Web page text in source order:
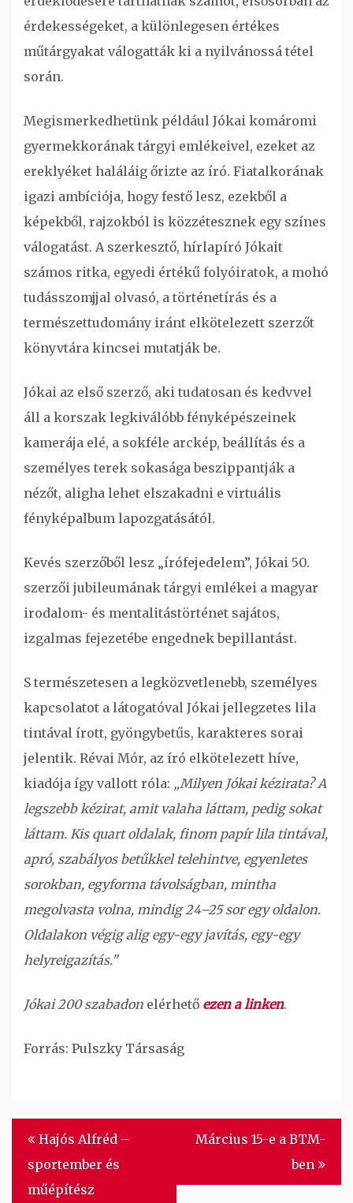
érdekességeket, a különlegesen értékes
műtárgyakat válogatták ki a nyilvánossá tétel
során.
Megismerkedhetünk például Jókai komáromi
gyermekkorának tárgyi emlékeivel, ezeket az
ereklyéket haláláig őrizte az író. Fiatalkorának
igazi ambíciója, hogy festő lesz, ezekből a
képekből, rajzokból is közzétesznek egy színes
válogatást. A szerkesztő, hírlapíró Jókait
számos ritka, egyedi értékű folyóiratok, a mohó
tudásszomjjal olvasó, a történetírás és a
természettudomány iránt elkötelezett szerzőt
könyvtára kincsei mutatják be.
Jókai az első szerző, aki tudatosan és kedvvel
áll a korszak legkiválóbb fényképészeinek
kamerája elé, a sokféle arckép, beállítás és a
személyes terek sokasága beszippantják a
nézőt, aligha lehet elszakadni e virtuális
fényképalbum lapozgatásától.
Kevés szerzőből lesz „írófejedelem”, Jókai 50.
szerzői jubileumának tárgyi emlékei a magyar
irodalom- és mentalitástörténet sajátos,
izgalmas fejezetébe engednek bepillantást.
S természetesen a legközvetlenebb, személyes
kapcsolatot a látogatóval Jókai jellegzetes lila
tintával írott, gyöngybetűs, karakteres sorai
jelentik. Révai Mór, az író elkötelezett híve,
kiadója így vallott róla: „Milyen Jókai kézirata? A
legszebb kézirat, amit valaha láttam, pedig sokat
láttam. Kis quart oldalak, finom papír lila tintával,
apró, szabályos betűkkel telehintve, egyenletes
sorokban, egyforma távolságban, mintha
megolvasta volna, mindig 24–25 sor egy oldalon.
Oldalakon végig alig egy-egy javítás, egy-egy
helyreigazítás.”
Jókai 200 szabadon elérhető ezen a linken.
Forrás: Pulszky Társaság
Bejegyzés
navigáció
Hajós Alfréd –
sportember és
műépítész
Március 15-e a BTM-
ben